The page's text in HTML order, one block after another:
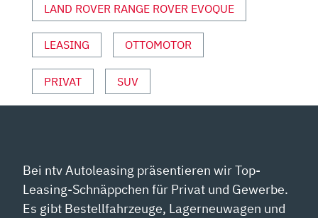
LAND ROVER RANGE ROVER EVOQUE
LEASING OTTOMOTOR
PRIVAT SUV
Bei ntv Autoleasing präsentieren wir Top-
Leasing-Schnäppchen für Privat und Gewerbe.
Es gibt Bestellfahrzeuge, Lagerneuwagen und